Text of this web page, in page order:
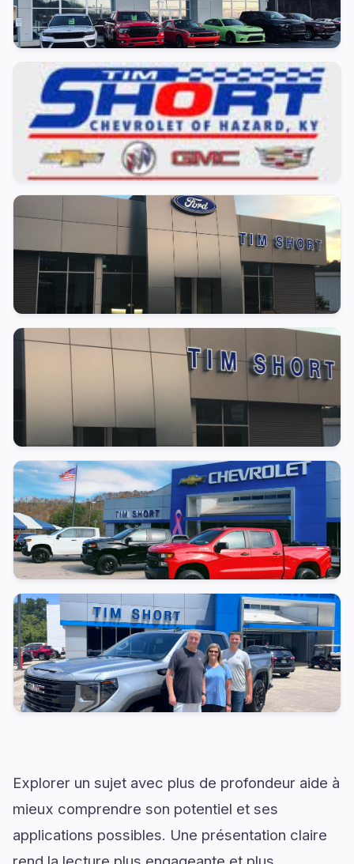
Explorer un sujet avec plus de profondeur aide à
mieux comprendre son potentiel et ses
applications possibles. Une présentation claire